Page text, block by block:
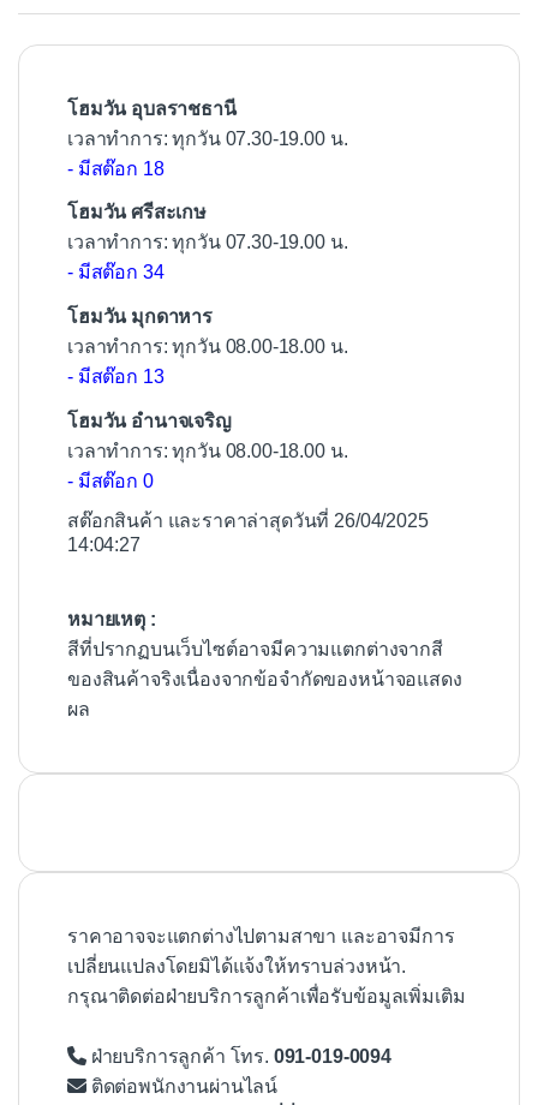
o
โฮมวัน อุบลราชธานี
เวลาทำการ: ทุกวัน 07.30-19.00 น.
- มีสต๊อก 18
โฮมวัน ศรีสะเกษ
เวลาทำการ: ทุกวัน 07.30-19.00 น.
- มีสต๊อก 34
โฮมวัน มุกดาหาร
เวลาทำการ: ทุกวัน 08.00-18.00 น.
- มีสต๊อก 13
โฮมวัน อำนาจเจริญ
เวลาทำการ: ทุกวัน 08.00-18.00 น.
- มีสต๊อก 0
สต๊อกสินค้า และราคาล่าสุดวันที่ 26/04/2025
14:04:27
หมายเหตุ :
สีที่ปรากฏบนเว็บไซต์อาจมีความแตกต่างจากสี
ของสินค้าจริงเนื่องจากข้อจำกัดของหน้าจอแสดง
ผล
ราคาอาจจะแตกต่างไปตามสาขา และอาจมีการ
เปลี่ยนแปลงโดยมิได้แจ้งให้ทราบล่วงหน้า.
กรุณาติดต่อฝ่ายบริการลูกค้าเพื่อรับข้อมูลเพิ่มเติม
ฝ่ายบริการลูกค้า โทร. 091-019-0094
ติดต่อพนักงานผ่านไลน์